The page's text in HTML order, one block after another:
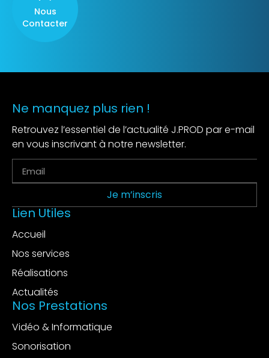
Nous
Contacter
Ne manquez plus rien !
Retrouvez l’essentiel de l’actualité J.PROD par e-mail
en vous inscrivant à notre newsletter.
Je m’inscris
Lien Utiles
Accueil
Nos services
Réalisations
Actualités
Nos Prestations
Vidéo & Informatique
Sonorisation